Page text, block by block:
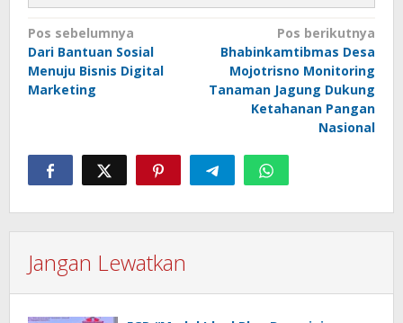
Navigasi
pos
Pos sebelumnya
Dari Bantuan Sosial
Menuju Bisnis Digital
Marketing
Pos berikutnya
Bhabinkamtibmas Desa
Mojotrisno Monitoring
Tanaman Jagung Dukung
Ketahanan Pangan
Nasional
Jangan Lewatkan